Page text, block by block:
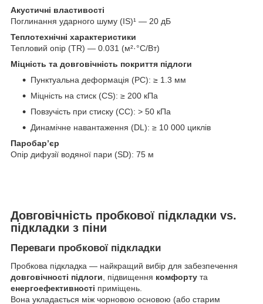
Акустичні властивості
Поглинання ударного шуму (IS)¹ — 20 дБ
Теплотехнічні характеристики
Тепловий опір (TR) — 0.031 (м²·°C/Вт)
Міцність та довговічність покриття підлоги
Пунктуальна деформація (PC): ≥ 1.3 мм
Міцність на стиск (CS): ≥ 200 кПа
Повзучість при стиску (CC): > 50 кПа
Динамічне навантаження (DL): ≥ 10 000 циклів
Паробар’єр
Опір дифузії водяної пари (SD): 75 м
Довговічність пробкової підкладки vs.
підкладки з піни
Переваги пробкової підкладки
Пробкова підкладка — найкращий вибір для забезпечення
довговічності підлоги , підвищення комфорту та
енергоефективності приміщень.
Вона укладається між чорновою основою (або старим